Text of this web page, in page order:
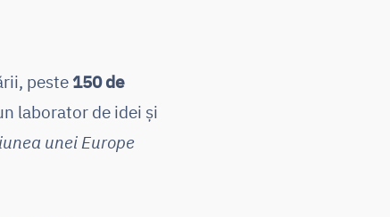
peste 150 de
laborator de idei și
unei Europe